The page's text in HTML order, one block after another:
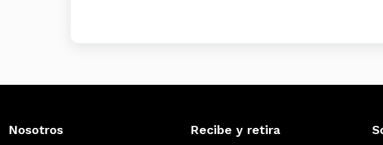
Nosotros Recibe y retira